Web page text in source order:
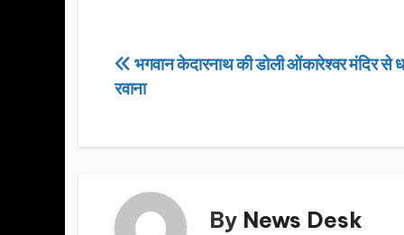
e
b
o
o
n
e
Post
navigation
भगवान केदारनाथ की डोली ओंकारेश्वर मंदिर से
रवाना
By News Desk